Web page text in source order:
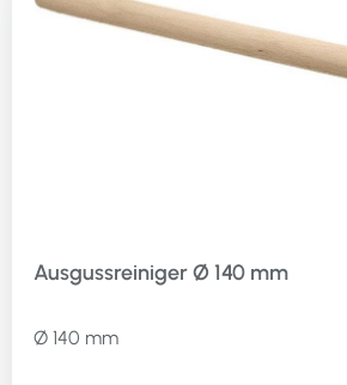
Ausgussreiniger Ø 140 mm
Ø 140 mm